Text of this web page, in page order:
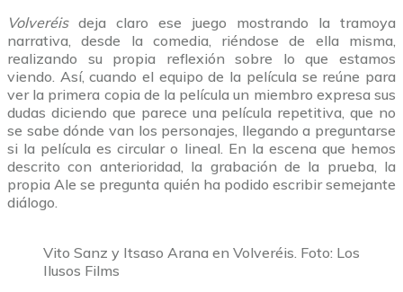
Volveréisdeja claro ese juego mostrando la tramoya
narrativa, desde la comedia, riéndose de ella misma,
realizando su propia reflexión sobre lo que estamos
viendo. Así, cuando el equipo de la película se reúne para
ver la primera copia de la película un miembro expresa sus
dudas diciendo que parece una película repetitiva, que no
se sabe dónde van los personajes, llegando a preguntarse
si la película es circular o lineal. En la escena que hemos
descrito con anterioridad, la grabación de la prueba, la
propia Ale se pregunta quién ha podido escribir semejante
diálogo.
Vito Sanz y Itsaso Arana en Volveréis. Foto: Los
Ilusos Films